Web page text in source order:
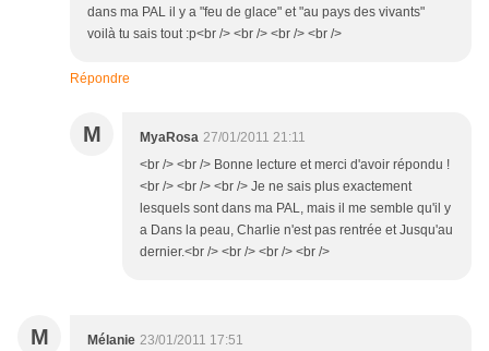
dans ma PAL il y a "feu de glace" et "au pays des vivants"
voilà tu sais tout :p<br /> <br /> <br /> <br />
Répondre
M MyaRosa 27/01/2011 21:11
<br /> <br /> Bonne lecture et merci d'avoir répondu !
<br /> <br /> <br /> Je ne sais plus exactement
lesquels sont dans ma PAL, mais il me semble qu'il y
a Dans la peau, Charlie n'est pas rentrée et Jusqu'au
dernier.<br /> <br /> <br /> <br />
M Mélanie 23/01/2011 17:51